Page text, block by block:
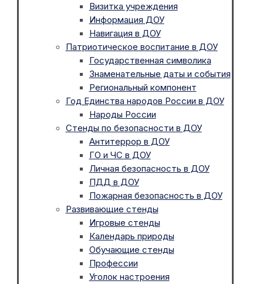
Визитка учреждения
Информация ДОУ
Навигация в ДОУ
Патриотическое воспитание в ДОУ
Государственная символика
Знаменательные даты и события
Региональный компонент
Год Единства народов России в ДОУ
Народы России
Стенды по безопасности в ДОУ
Антитеррор в ДОУ
ГО и ЧС в ДОУ
Личная безопасность в ДОУ
ПДД в ДОУ
Пожарная безопасность в ДОУ
Развивающие стенды
Игровые стенды
Календарь природы
Обучающие стенды
Профессии
Уголок настроения